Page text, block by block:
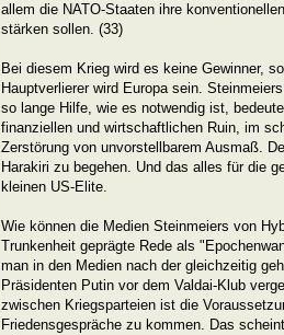
allem die NATO-Staaten ihre
stärken sollen. (33)
Bei diesem Krieg wird es keine Gewinner,
Hauptverlierer wird Europa sein.
so lange Hilfe, wie es notwendig ist,
finanziellen und wirtschaftlichen Ruin, im
Zerstörung von unvorstellbarem Ausmaß.
Harakiri zu begehen. Und das alles für die
kleinen US-Elite.
Wie können die Medien Steinmeiers von
Trunkenheit geprägte Rede als
man in den Medien nach der gleichzeitig
Präsidenten Putin vor dem Valdai-Klub
zwischen Kriegsparteien ist die
Friedensgespräche zu kommen. Das